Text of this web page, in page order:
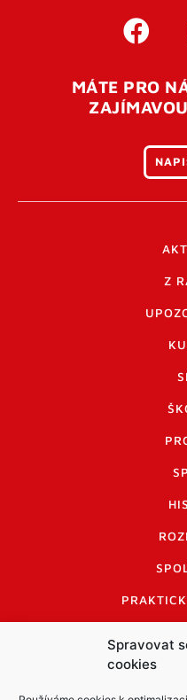
Spravovat
cookies
MÁTE PRO
Z
INFORMACE A
LOGO A